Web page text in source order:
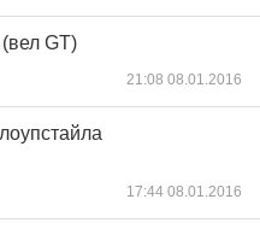
GT)
21:08 08.01.2016
17:44 08.01.2016